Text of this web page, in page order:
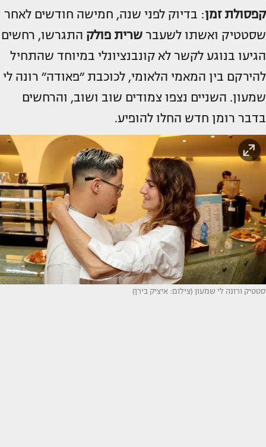
קפסולת זמן: בדיוק לפני שנה, חמישה חודשים לאחר
שסטטיק ואשתו לשעבר שרית פולק התגרשו, רחשים
הגיעו בנוגע לקשר לא קונבנציונלי במיוחד שהתחיל
להירקם בין המאמי הלאומי, לכוכבת ״פאודה״ רונה לי
שמעון. השניים נצפו צמודים שוב ושוב, והרחשים
בדבר רומן חדש החלו להופיע.
סטטיק ורונה לי שמעון (צילום: איציק בירן)